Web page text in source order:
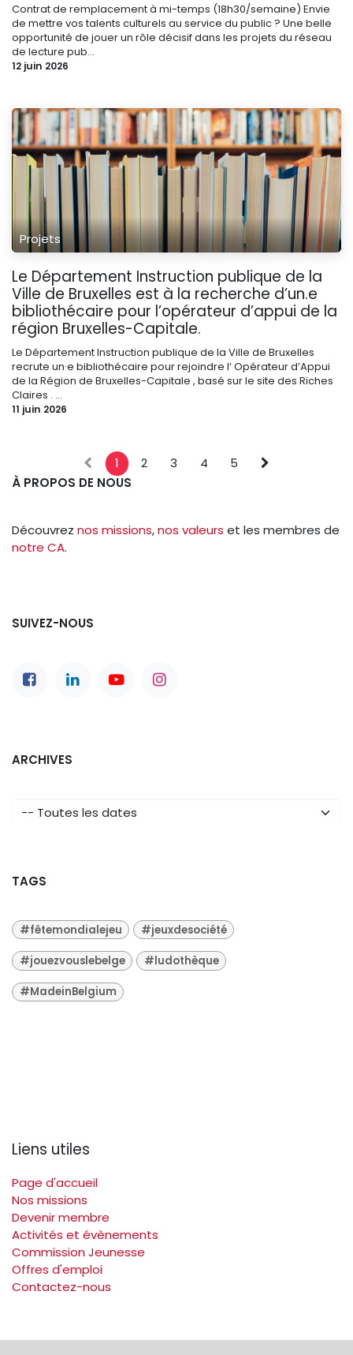
Contrat de remplacement à mi-temps (18h30/semaine) Envie
de mettre vos talents culturels au service du public ? Une belle
opportunité de jouer un rôle décisif dans les projets du réseau
de lecture pub...
12 juin 2026
Projets
Le Département Instruction publique de la
Ville de Bruxelles est à la recherche d’un.e
bibliothécaire pour l’opérateur d’appui de la
région Bruxelles-Capitale.
Le Département Instruction publique de la Ville de Bruxelles
recrute un·e bibliothécaire pour rejoindre l’ Opérateur d’Appui
de la Région de Bruxelles-Capitale , basé sur le site des Riches
Claires . ...
11 juin 2026
1 2 3 4
5
À PROPOS DE NOUS
Découvrez nos missions,nos valeurs et les membres de
notre CA.
SUIVEZ-NOUS
ARCHIVES
TAGS
#fêtemondialejeu #jeuxdesociété
#jouezvouslebelge #ludothèque
#MadeinBelgium
Liens utiles
Page d'accueil
Nos missions
Devenir membre
Activités et évènements
Commission Jeunesse
Offres d'emploi
Contactez-nous